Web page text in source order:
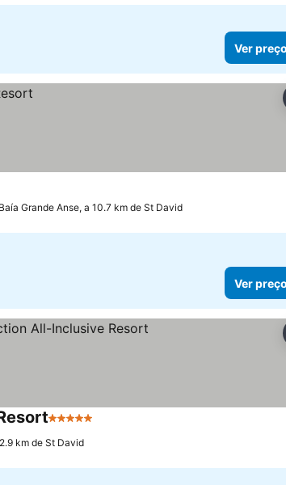
Ver
Baía Grande Anse, a 10.7 km de St David
Ver
5 Estrelas
km de St David